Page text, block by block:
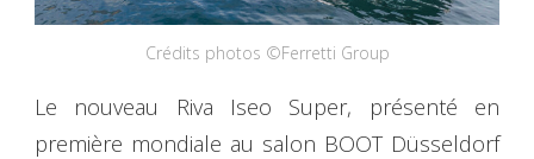
Crédits photos ©Ferretti Group
Le nouveau Riva Iseo Super, présenté en
première mondiale au salon BOOT Düsseldorf